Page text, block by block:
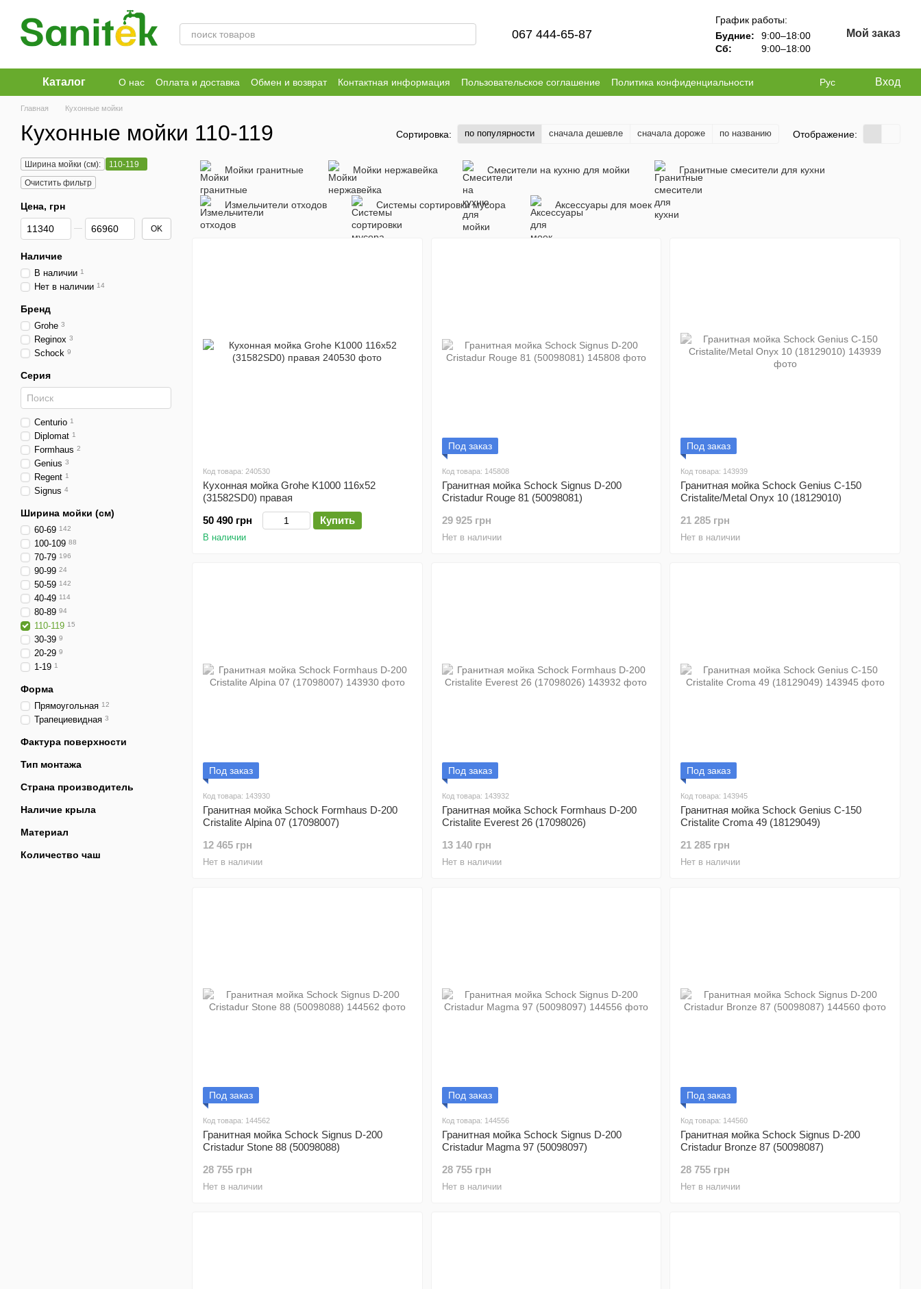
Перейти к основному контенту
067 444-65-87
График работы:
Будние:
9:00–18:00
Сб:
9:00–18:00
Мой заказ
Каталог О нас Оплата и доставка Обмен и возврат Контактная информация Пользовательское соглашение
Политика конфиденциальности
Публичный договор
Рус Вход
Главная Кухонные мойки
Кухонные мойки 110-119 Сортировка: по популярности сначала дешевле сначала дороже по названию Отображение:
Мойки гранитные Мойки нержавейка Смесители на кухню для мойки Гранитные смесители для кухни
Измельчители отходов Системы сортировки мусора Аксессуары для моек
Код товара: 240530
Кухонная мойка Grohe K1000 116x52
(31582SD0) правая
50 490 грн
Купить
В наличии
Под заказ
Код товара: 145808
Гранитная мойка Schock Signus D-200
Cristadur Rouge 81 (50098081)
29 925 грн
Нет в наличии
Под заказ
Код товара: 143939
Гранитная мойка Schock Genius C-150
Cristalite/Metal Onyx 10 (18129010)
21 285 грн
Нет в наличии
Под заказ
Код товара: 143930
Гранитная мойка Schock Formhaus D-200
Cristalite Alpina 07 (17098007)
12 465 грн
Нет в наличии
Под заказ
Код товара: 143932
Гранитная мойка Schock Formhaus D-200
Cristalite Everest 26 (17098026)
13 140 грн
Нет в наличии
Под заказ
Код товара: 143945
Гранитная мойка Schock Genius C-150
Cristalite Croma 49 (18129049)
21 285 грн
Нет в наличии
Под заказ
Код товара: 144562
Гранитная мойка Schock Signus D-200
Cristadur Stone 88 (50098088)
28 755 грн
Нет в наличии
Под заказ
Код товара: 144556
Гранитная мойка Schock Signus D-200
Cristadur Magma 97 (50098097)
28 755 грн
Нет в наличии
Под заказ
Код товара: 144560
Гранитная мойка Schock Signus D-200
Cristadur Bronze 87 (50098087)
28 755 грн
Нет в наличии
Ширина мойки (см):
110-119
Очистить фильтр
Цена, грн
От Цена, грн
До Цена, грн OK
Наличие
В наличии 1
Нет в наличии 14
Бренд
Grohe 3
Reginox 3
Schock 9
Серия
Centurio 1
Diplomat 1
Formhaus 2
Genius 3
Regent 1
Signus 4
Ширина мойки (см)
60-69 142
100-109 88
70-79 196
90-99 24
50-59 142
40-49 114
80-89 94
110-119 15
30-39 9
20-29 9
1-19 1
Форма
Прямоугольная 12
Трапециевидная 3
Фактура поверхности
Тип монтажа
Страна производитель
Наличие крыла
Материал
Количество чаш